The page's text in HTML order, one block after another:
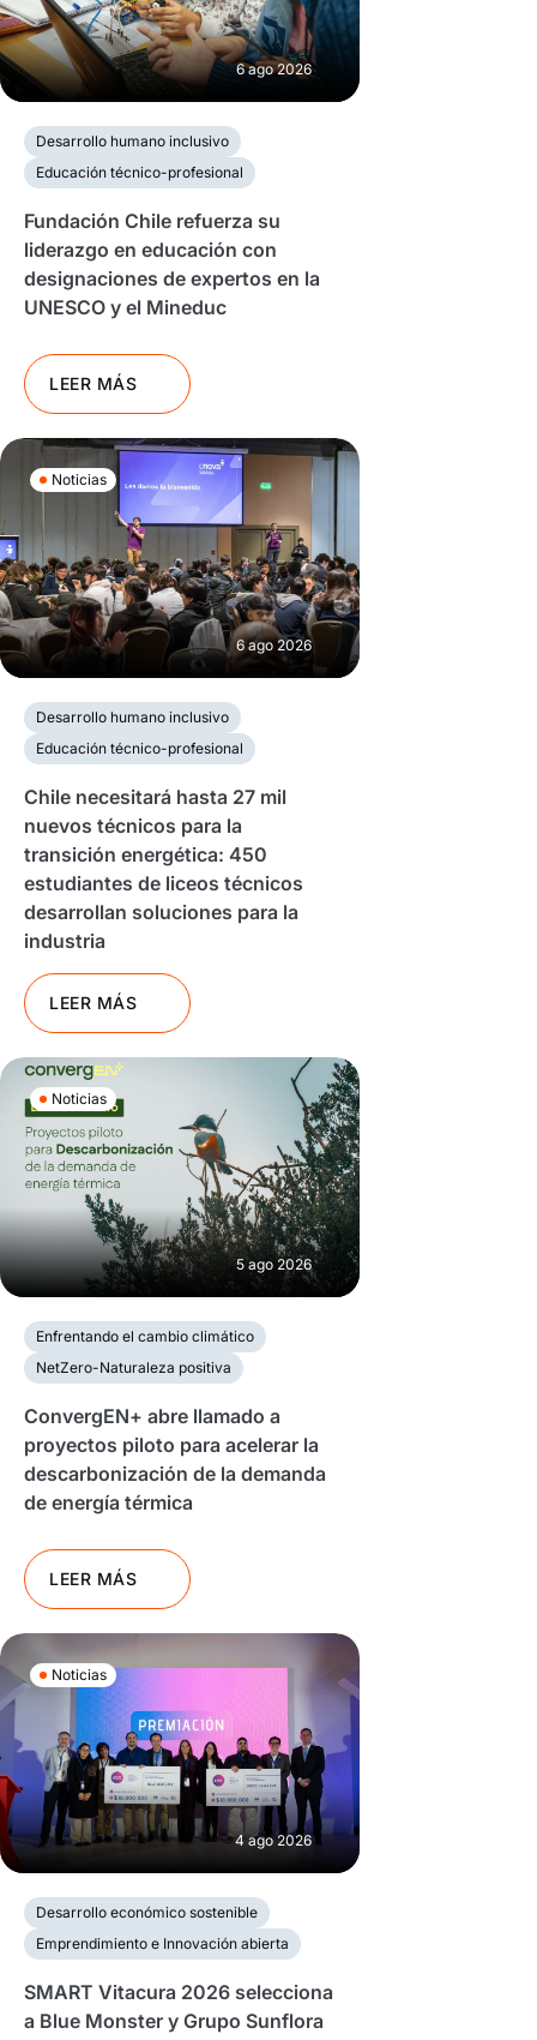
6 ago 2026
Desarrollo humano inclusivo
Educación técnico-profesional
Fundación Chile refuerza su
liderazgo en educación con
designaciones de expertos en la
UNESCO y el Mineduc
LEER MÁS
Noticias
6 ago 2026
Desarrollo humano inclusivo
Educación técnico-profesional
Chile necesitará hasta 27 mil
nuevos técnicos para la
transición energética: 450
estudiantes de liceos técnicos
desarrollan soluciones para la
industria
LEER MÁS
Noticias
5 ago 2026
Enfrentando el cambio climático
NetZero-Naturaleza positiva
ConvergEN+ abre llamado a
proyectos piloto para acelerar la
descarbonización de la demanda
de energía térmica
LEER MÁS
Noticias
4 ago 2026
Desarrollo económico sostenible
Emprendimiento e Innovación abierta
SMART Vitacura 2026 selecciona
a Blue Monster y Grupo Sunflora